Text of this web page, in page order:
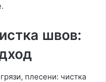
швов:
плесени: чистка